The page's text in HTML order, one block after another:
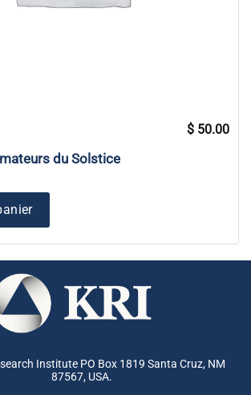
du Solstice
$ 50.00
Institute PO Box 1819 Santa Cruz, NM
87567, USA.